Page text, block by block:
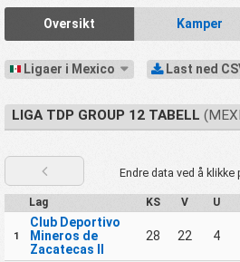
Oversikt Kamper
Ligaer i Mexico Last ned
LIGA TDP GROUP 12 TABELL
Endre data ved å klikke
Lag KS V U
1
Club Deportivo
Mineros de
Zacatecas II
28 22 4